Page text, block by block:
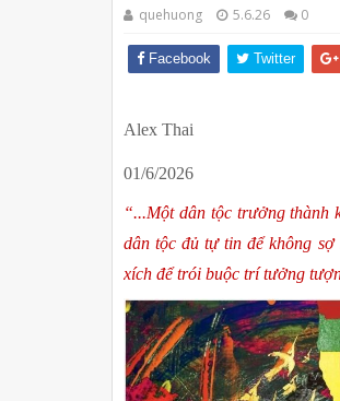
quehuong 5.6.26 0
Facebook Twitter
Alex Thai
01/6/2026
“...Một dân tộc trưởng thành
dân tộc đủ tự tin để không
xích để trói buộc trí tưởng